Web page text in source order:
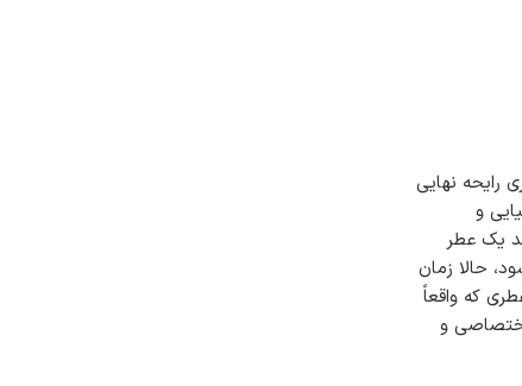
رایحه نهایی
و
یک عطر
حالا زمان
که واقعاً
و